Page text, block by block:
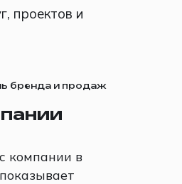
проектов и
бренда и продаж
компании в